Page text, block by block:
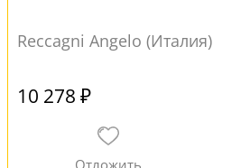
Reccagni Angelo (Италия)
10 278 ₽